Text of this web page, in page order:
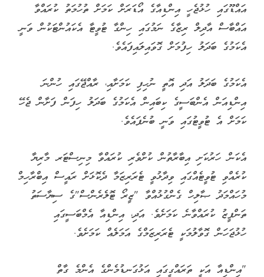
އައްޑޫގައި ހުޅުޖެހީ އިންޑިއާގެ އޯޑަރަށް ކަމަށް ތުހުމަތު ކުރައްވާ
އައްބާސް އާދިލް ރިޒާގެ ނަމުގައި ހިންގާ ޓުވީޓާ އެކައުންޓަކުން ވަނީ
އެކަމުގެ ބަދަލު ހިފުމަށް ގޮވައިލައިފައެވެ.
އެކަމުގެ ބަދަލު އަދި އޮތީ ނުހިފި ކަމަށާއި، ރާއްޖޭގައި ހުންނަ
އިންޑިއަން އެންބަސީގެ ކިބައިން އެކަމުގެ ބަދަލު ހިފަން ފަށާން ޖެހޭ
ކަމަށް އެ ޓުވީޓުގައި ވަނީ ބުނެފައެވެ.
އެކަން ހަރުކަށި އިބާރާތުން ކުށްވެރި ކުރައްވާ މިނިސްޓަރ މާރިޔާ
ކުރެއްވި ޓުވީޓެއްގައި ވިދާޅުވީ ޓެރަރިޒަމާ ދެކޮޅަށް ރައީސް އިބްރާހިމް
މުހައްމަދު ޞާލިހް ގެންގުޅުއްވާ "ޒީރޯ ޓޮލެރެންސް"ގެ ސިޔާސަތު
ތަންފީޒު ކުރައްވާނެ ކަމަށެވެ. އަދި، އިންޑިއާ އެމްބަސީގައި
ހުޅުޖަހަން ގޮވާލުމަކީ ޓެރަރިޒަމްގެ އަމަލެއް ކަމަށެވެ.
"އިންޑިއާ އަކީ ތަރައްގީގައި އަޅުގަނޑުމެންގެ އެންމެ ގާތް